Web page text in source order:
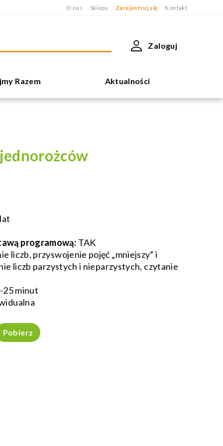
O nas Sklepy Zarejestruj się Kontakt
Zaloguj
Razem Aktualności
programową: TAK
liczb, przyswojenie pojęć „mniejszy” i
liczb parzystych i nieparzystych, czytanie
minut
Pobierz